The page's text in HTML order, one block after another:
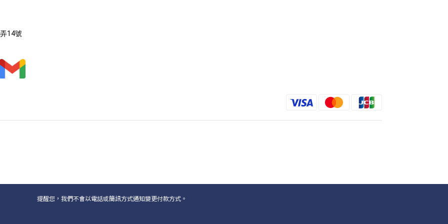
14號
提醒您，我們不會以電話或簡訊方式通知變更付款方式。